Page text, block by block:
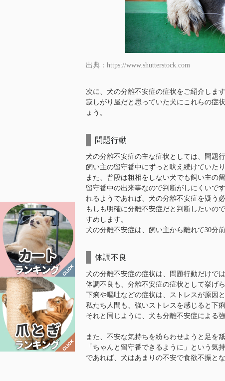
出典：https://www.shutterstock.com
次に、犬の分離不安症の症状をご紹介します
寂しがり屋だと思っていた犬にこれらの症
ょう。
問題行動
犬の分離不安症の主な症状としては、問題
飼い主の留守番中にずっと吠え続けていた
また、普段は粗相をしない犬でも飼い主の
留守番中の出来事なので判断がしにくいで
れるようであれば、犬の分離不安症を疑う
もしも明確に分離不安症だと判断したいの
すめします。
犬の分離不安症は、飼い主から離れて30分
体調不良
犬の分離不安症の症状は、問題行動だけでは
体調不良も、分離不安症の症状として挙げら
下痢や嘔吐などの症状は、ストレスが原因
私たち人間も、強いストレスを感じると下
それと同じように、犬も分離不安症による
また、不安な気持ちを紛らわせようと足を
「ちゃんと留守番できるように」という気
であれば、犬はあまりの不安で食欲不振と